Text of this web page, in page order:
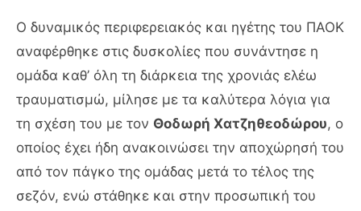
Ο δυναμικός περιφερειακός και ηγέτης του ΠΑΟΚ
αναφέρθηκε στις δυσκολίες που συνάντησε η
ομάδα καθ’ όλη τη διάρκεια της χρονιάς ελέω
τραυματισμώ, μίλησε με τα καλύτερα λόγια για
τη σχέση του με τον Θοδωρή Χατζηθεοδώρου, ο
οποίος έχει ήδη ανακοινώσει την αποχώρησή του
από τον πάγκο της ομάδας μετά το τέλος της
σεζόν, ενώ στάθηκε και στην προσωπική του